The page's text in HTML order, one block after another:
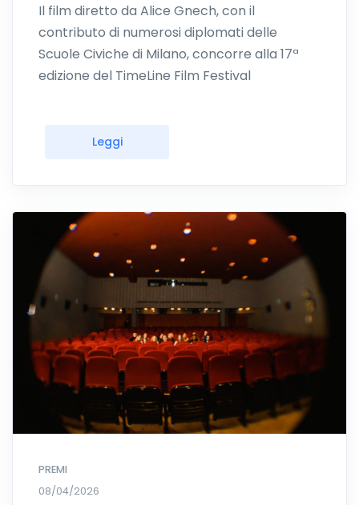
Il film diretto da Alice Gnech, con il
contributo di numerosi diplomati delle
Scuole Civiche di Milano, concorre alla 17ª
edizione del TimeLine Film Festival
Leggi
PREMI
08/04/2026